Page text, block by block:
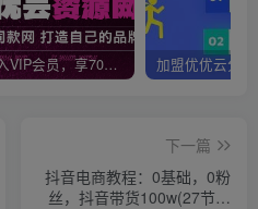
加入VIP会员，享70%的推广提成，免费学习多种网上创业课程，菜鸟秒变大神！
下一篇
抖音电商教程：0基础，0粉
丝，抖音带货100w(27节视